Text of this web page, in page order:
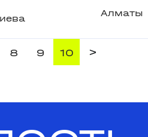
Алматы
8 9 10 >